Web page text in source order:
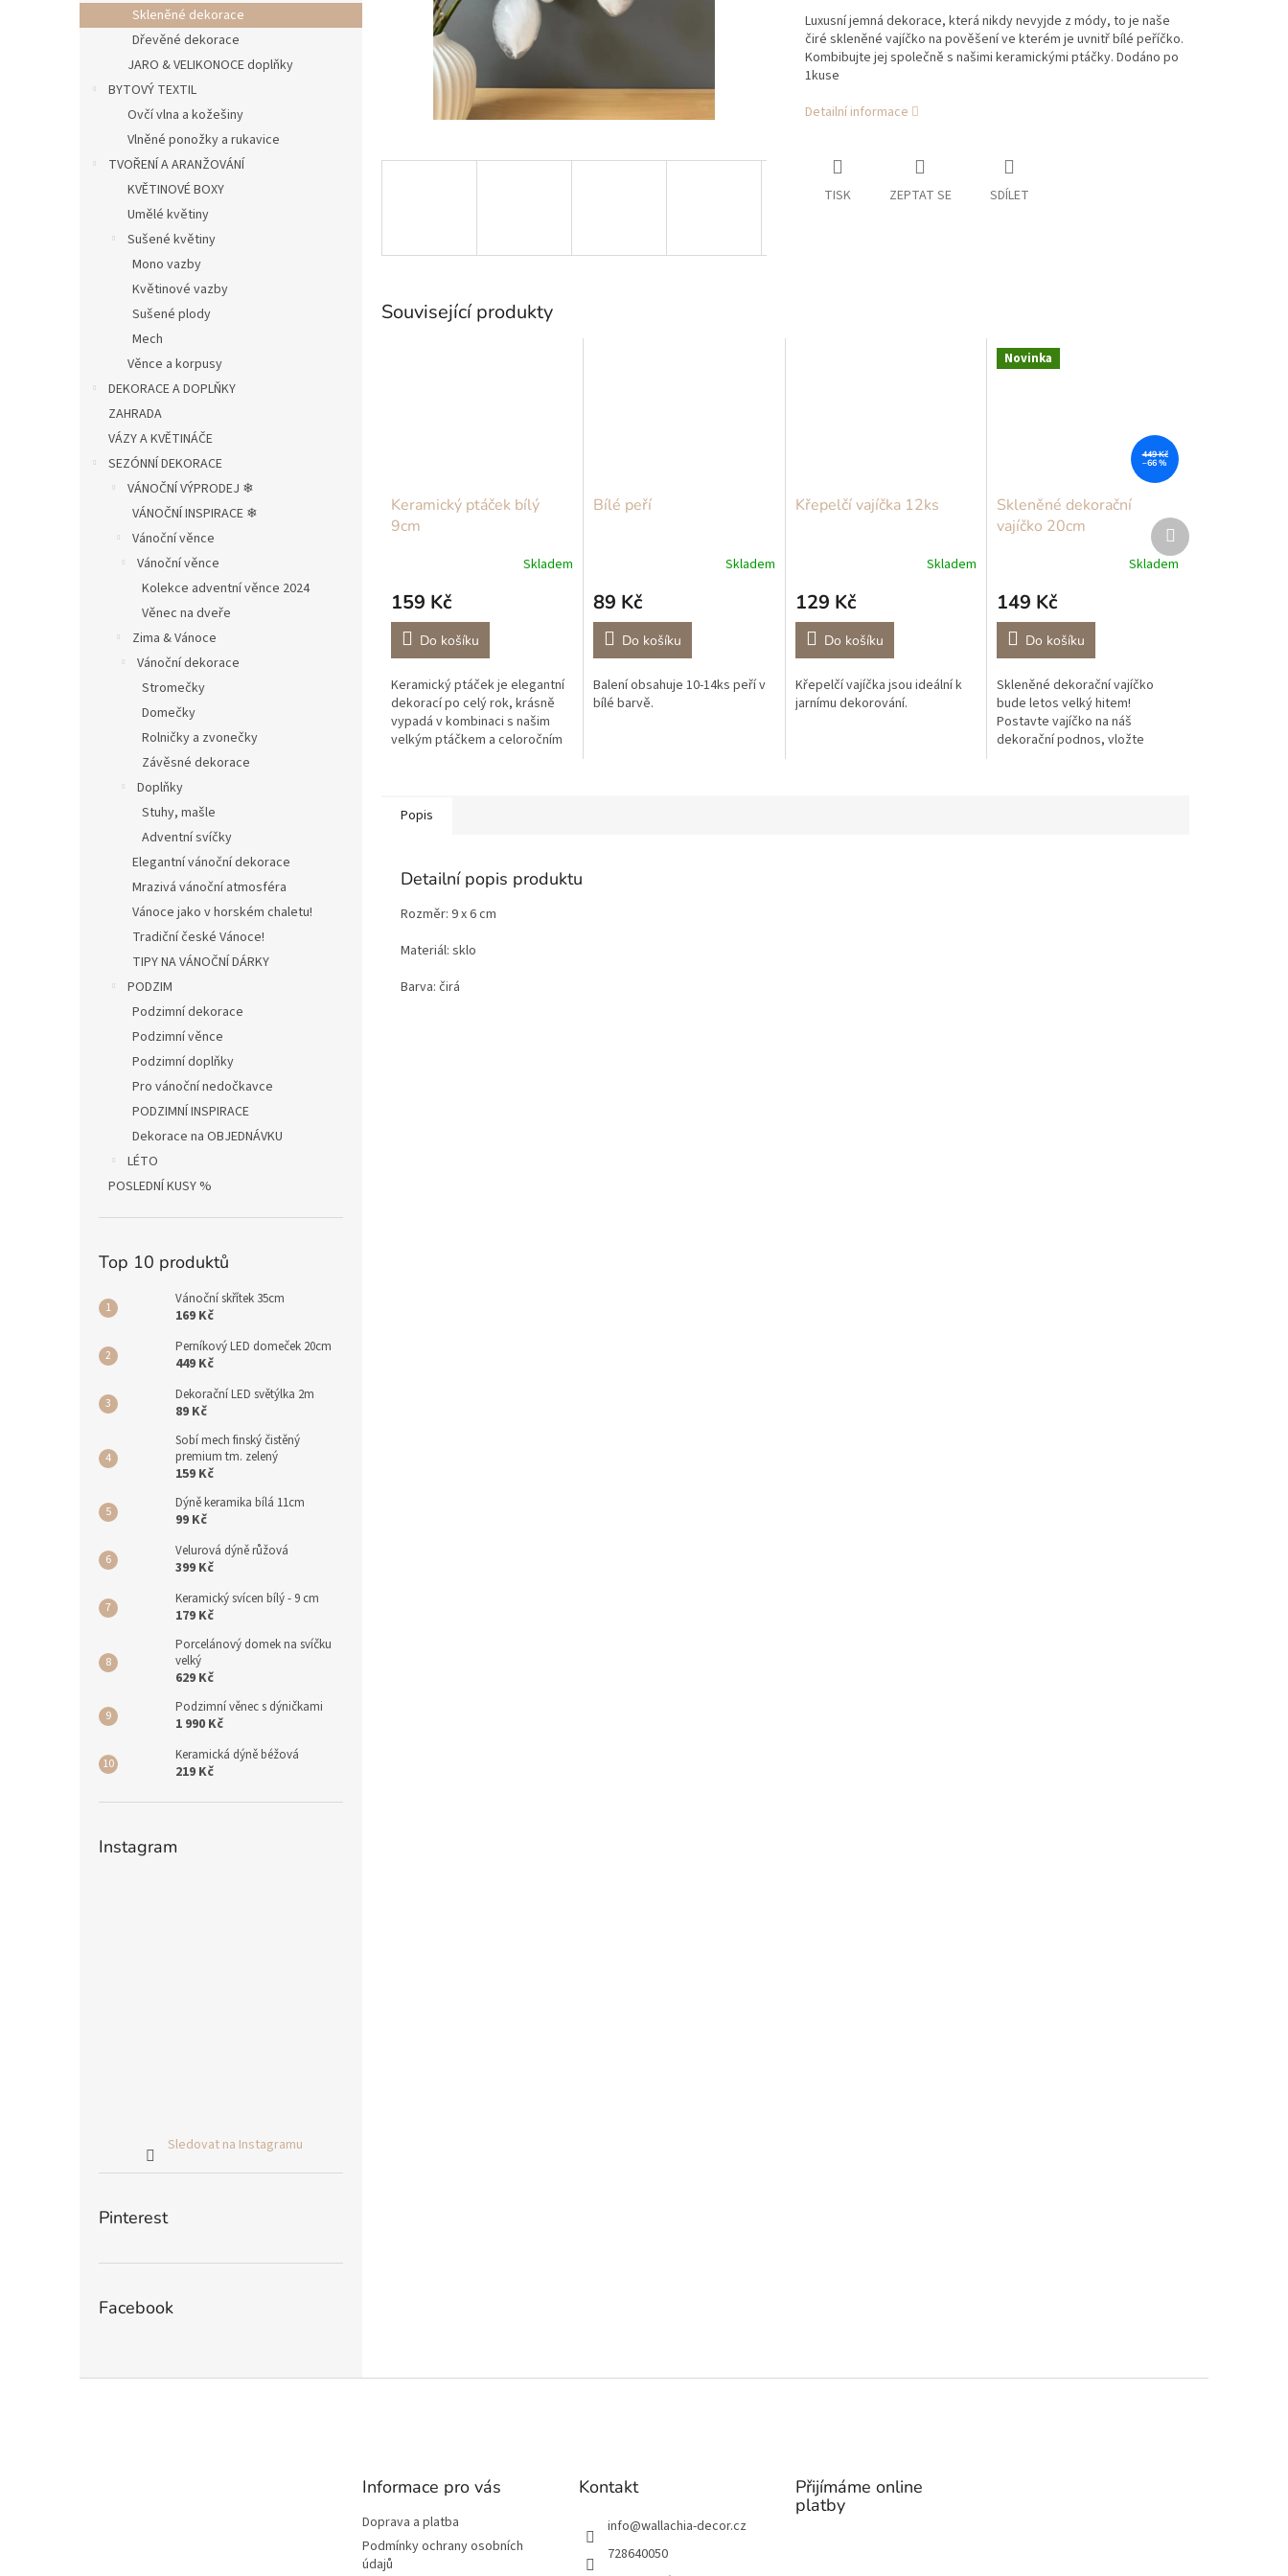
e
Skleněné dekorace
Dřevěné dekorace
JARO & VELIKONOCE doplňky
BYTOVÝ TEXTIL
Ovčí vlna a kožešiny
Vlněné ponožky a rukavice
TVOŘENÍ A ARANŽOVÁNÍ
KVĚTINOVÉ BOXY
Umělé květiny
Sušené květiny
Mono vazby
Květinové vazby
Sušené plody
Mech
Věnce a korpusy
DEKORACE A DOPLŇKY
ZAHRADA
VÁZY A KVĚTINÁČE
SEZÓNNÍ DEKORACE
VÁNOČNÍ VÝPRODEJ ❄︎︎
VÁNOČNÍ INSPIRACE ❄︎︎
Vánoční věnce
Vánoční věnce
Kolekce adventní věnce 2024
Věnec na dveře
Zima & Vánoce
Vánoční dekorace
Stromečky
Domečky
Rolničky a zvonečky
Závěsné dekorace
Doplňky
Stuhy, mašle
Adventní svíčky
Elegantní vánoční dekorace
Mrazivá vánoční atmosféra
Vánoce jako v horském chaletu!
Tradiční české Vánoce!
TIPY NA VÁNOČNÍ DÁRKY
PODZIM
Podzimní dekorace
Podzimní věnce
Podzimní doplňky
Pro vánoční nedočkavce
PODZIMNÍ INSPIRACE
Dekorace na OBJEDNÁVKU
LÉTO
POSLEDNÍ KUSY %
Top 10 produktů
Vánoční skřítek 35cm
169 Kč
Perníkový LED domeček 20cm
449 Kč
Dekorační LED světýlka 2m
89 Kč
Sobí mech finský čistěný
premium tm. zelený
159 Kč
Dýně keramika bílá 11cm
99 Kč
Velurová dýně růžová
399 Kč
Keramický svícen bílý - 9 cm
179 Kč
Porcelánový domek na svíčku
velký
629 Kč
Podzimní věnec s dýničkami
1 990 Kč
Keramická dýně béžová
219 Kč
Instagram
Sledovat na Instagramu
Pinterest
Facebook
Luxusní jemná dekorace, která nikdy nevyjde z módy, to je naše
čiré skleněné vajíčko na pověšení ve kterém je uvnitř bílé peříčko.
Kombibujte jej společně s našimi keramickými ptáčky. Dodáno po
1kuse
Detailní informace
TISK ZEPTAT SE SDÍLET
Související produkty
Keramický ptáček bílý
9cm
Skladem
159 Kč
Do košíku
Keramický ptáček je elegantní
dekorací po celý rok, krásně
vypadá v kombinaci s našim
velkým ptáčkem a celoročním
Bílé peří
Skladem
89 Kč
Do košíku
Balení obsahuje 10-14ks peří v
bílé barvě.
Křepelčí vajíčka 12ks
Skladem
129 Kč
Do košíku
Křepelčí vajíčka jsou ideální k
jarnímu dekorování.
Novinka
449 Kč
–66 %
Skleněné dekorační
vajíčko 20cm
Skladem
149 Kč
Do košíku
Skleněné dekorační vajíčko
bude letos velký hitem!
Postavte vajíčko na náš
dekorační podnos, vložte
Další
produkt
Popis
Detailní popis produktu
Rozměr: 9 x 6 cm
Materiál: sklo
Barva: čirá
Informace pro vás
Doprava a platba
Podmínky ochrany osobních
údajů
Kontakt
info@wallachia-decor.cz
728640050
Přijímáme online
platby